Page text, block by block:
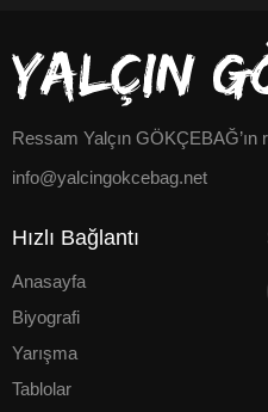
Ressam Yalçın
info@yalcingokcebag.net
Hızlı Bağlantı
Anasayfa
Biyografi
Yarışma
Tablolar